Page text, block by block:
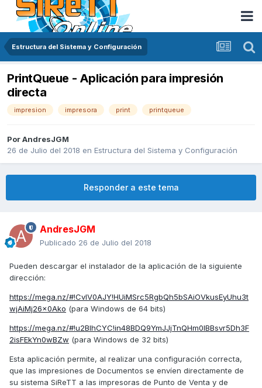
Estructura del Sistema y Configuración
PrintQueue - Aplicación para impresión
directa
impresion impresora print printqueue
PorAndresJGM
26 de Julio del 2018 en Estructura del Sistema y Configuración
Responder a este tema
AndresJGM
Publicado 26 de Julio del 2018
Pueden descargar el instalador de la aplicación de la siguiente
dirección:
https://mega.nz/#!CvIV0AJY!HUiMSrc5RgbQh5bSAiOVkusEyUhu3t
wjAiMj26x0Ako (para Windows de 64 bits)
https://mega.nz/#!u2BlhCYC!in48BDQ9YmJJjTnQHm0IBBsvr5Dh3F
2isFEkYn0wBZw (para Windows de 32 bits)
Esta aplicación permite, al realizar una configuración correcta,
que las impresiones de Documentos se envíen directamente de
su sistema SiReTT a las impresoras de Punto de Venta y de